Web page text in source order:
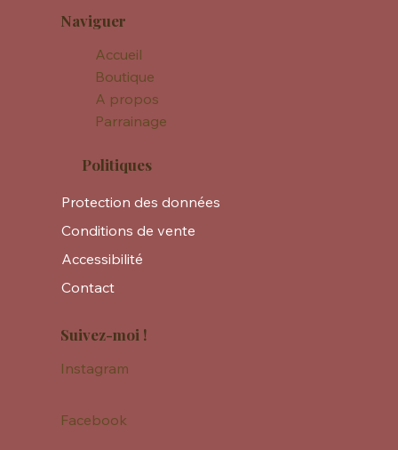
Naviguer
Accueil
Boutique
A propos
Parrainage
Politiques
Protection des données
Conditions de vente
Accessibilité
Contact
Suivez-moi !
Instagram
Facebook